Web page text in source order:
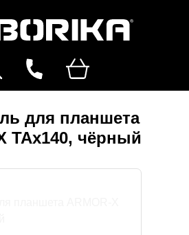
для планшета
TAx140, чёрный